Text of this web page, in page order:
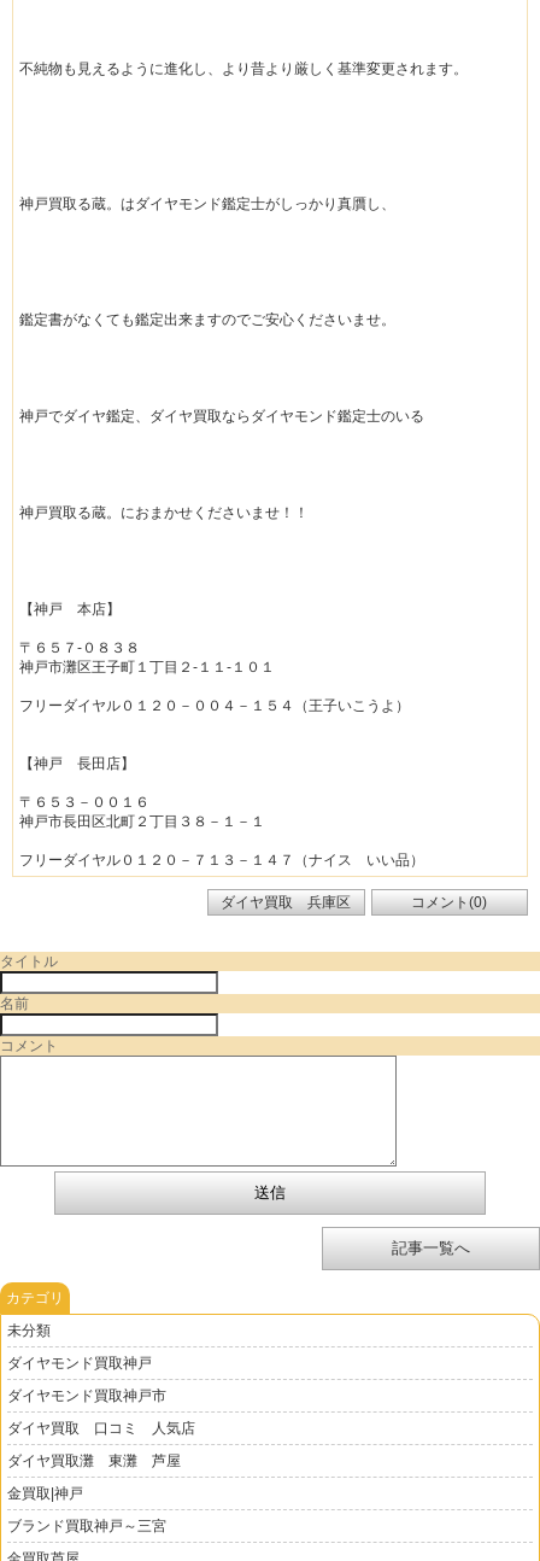
不純物も見えるように進化し、より昔より厳しく基準変更されます。
神戸買取る蔵。はダイヤモンド鑑定士がしっかり真贋し、
鑑定書がなくても鑑定出来ますのでご安心くださいませ。
神戸でダイヤ鑑定、ダイヤ買取ならダイヤモンド鑑定士のいる
神戸買取る蔵。におまかせくださいませ！！
【神戸 本店】
〒６５７-０８３８
神戸市灘区王子町１丁目２-１１-１０１
フリーダイヤル０１２０－００４－１５４（王子いこうよ）
【神戸 長田店】
〒６５３－００１６
神戸市長田区北町２丁目３８－１－１
フリーダイヤル０１２０－７１３－１４７（ナイス いい品）
コメント(0)
ダイヤ買取 兵庫区
タイトル
名前
コメント
記事一覧へ
カテゴリ
未分類
ダイヤモンド買取神戸
ダイヤモンド買取神戸市
ダイヤ買取 口コミ 人気店
ダイヤ買取灘 東灘 芦屋
金買取|神戸
ブランド買取神戸～三宮